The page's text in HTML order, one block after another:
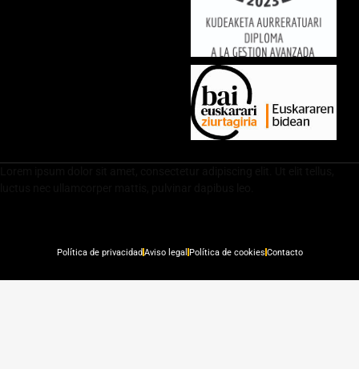
Política de privacidadAviso legal Política de cookies Contacto